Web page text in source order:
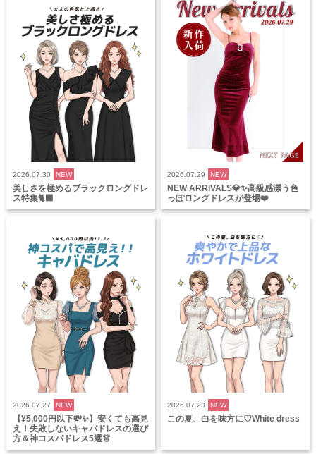
2026.07.30 NEW
美しさを極めるブラックロングドレ
ス特集🐈‍⬛
2026.07.29 NEW
NEW ARRIVALS💎✨高級感漂う色
っぽロングドレスが登場❤️
2026.07.27 NEW
【¥5,000円以下💸✨】安くても高見
え！失敗しないキャバドレスの選び
方＆神コスパドレス5選👗
2026.07.23 NEW
この夏、白を味方に♡White dress